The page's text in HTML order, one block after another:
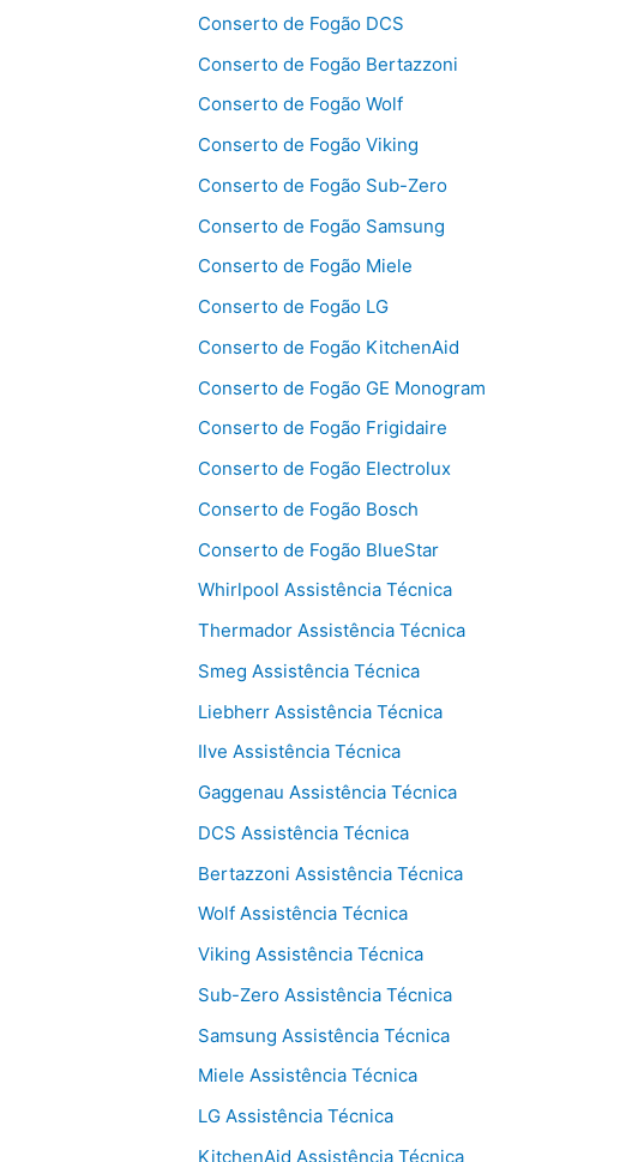
Conserto de Fogão DCS
Conserto de Fogão Bertazzoni
Conserto de Fogão Wolf
Conserto de Fogão Viking
Conserto de Fogão Sub-Zero
Conserto de Fogão Samsung
Conserto de Fogão Miele
Conserto de Fogão LG
Conserto de Fogão KitchenAid
Conserto de Fogão GE Monogram
Conserto de Fogão Frigidaire
Conserto de Fogão Electrolux
Conserto de Fogão Bosch
Conserto de Fogão BlueStar
Whirlpool Assistência Técnica
Thermador Assistência Técnica
Smeg Assistência Técnica
Liebherr Assistência Técnica
Ilve Assistência Técnica
Gaggenau Assistência Técnica
DCS Assistência Técnica
Bertazzoni Assistência Técnica
Wolf Assistência Técnica
Viking Assistência Técnica
Sub-Zero Assistência Técnica
Samsung Assistência Técnica
Miele Assistência Técnica
LG Assistência Técnica
KitchenAid Assistência Técnica